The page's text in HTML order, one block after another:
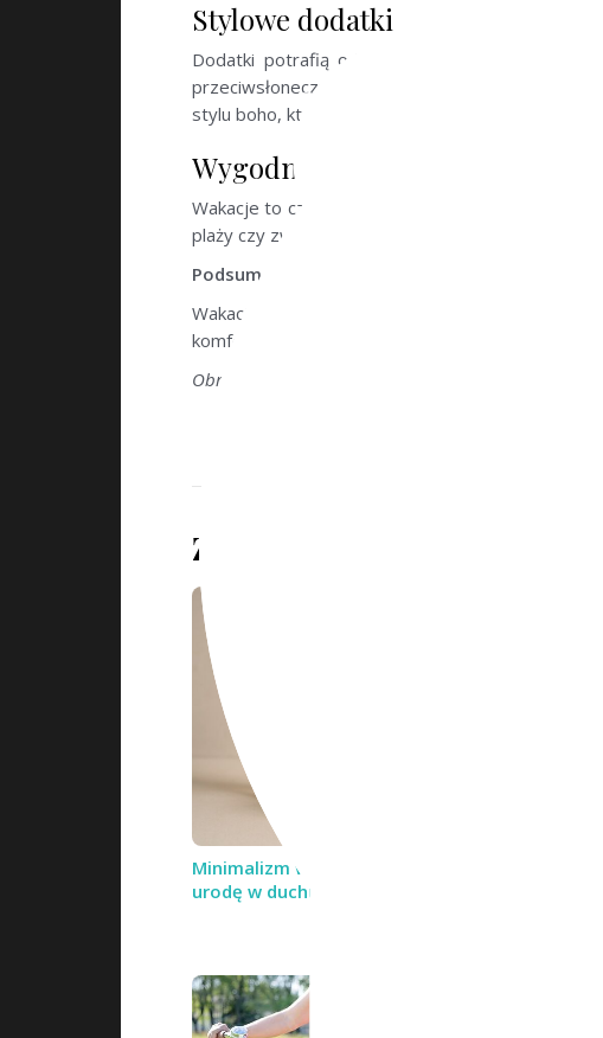
Stylowe dodatki
Dodatki potrafią odmienić każdą stylizację. W
przeciwsłonecznych, które dodadzą
stylu boho, która doda lekkości i letniego klimatu.
Wygodne obuwie
Wakacje to czas aktywności, dlatego wygodne
plaży czy zwiedzanie nowych miejsc. Warto
Podsumowanie
Wakacje to doskonała okazja, aby bawić się
komfortowo i wyglądać świetnie. Pamiętaj, że
Obraz
Zobacz także
Minimalizm w kosmetykach – jak dbać o
urodę w duchu „less is more”?